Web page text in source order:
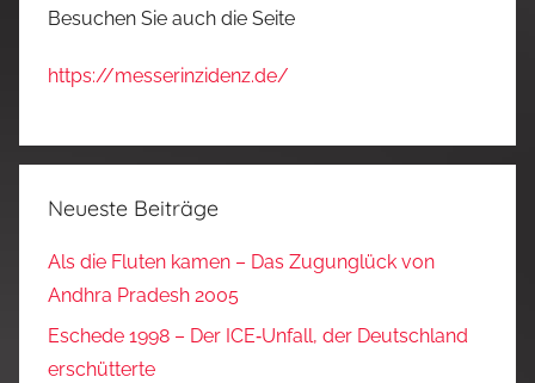
Besuchen Sie auch die Seite
https://messerinzidenz.de/
Neueste Beiträge
Als die Fluten kamen – Das Zugunglück von
Andhra Pradesh 2005
Eschede 1998 – Der ICE‑Unfall, der Deutschland
erschütterte